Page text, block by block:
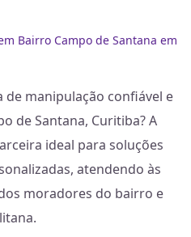
Bairro Campo de Santana em
manipulação confiável e
de Santana, Curitiba? A
ideal para soluções
atendendo às
moradores do bairro e